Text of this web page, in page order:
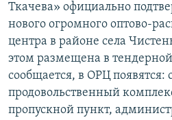
Ткачева» официально
нового огромного оптово-
центра в районе села
этом размещена в
сообщается, в ОРЦ появятся:
продовольственный
пропускной пункт,